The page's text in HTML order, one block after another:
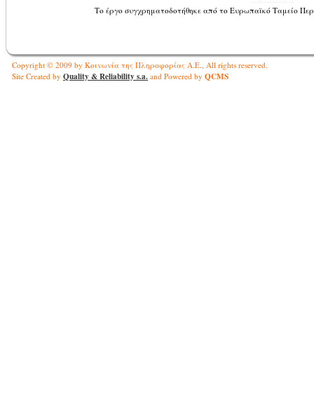
Το έργο συγχρηματοδοτήθηκε από το Ευρωπαϊκό Ταμείο
Copyright © 2009 by Κοινωνία της Πληροφορίας Α.Ε., All rights reserved.
Site Created by Quality & Reliability s.a. and Powered by QCMS